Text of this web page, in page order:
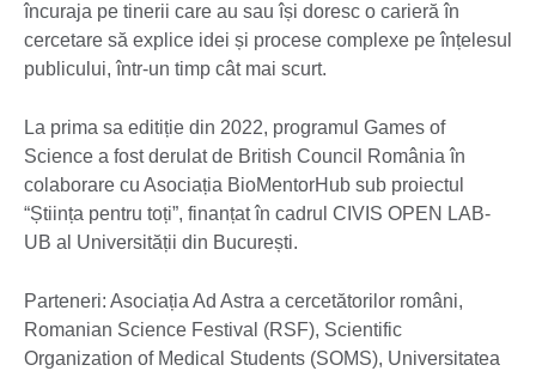
încuraja pe tinerii care au sau își doresc o carieră în
cercetare să explice idei și procese complexe pe înțelesul
publicului, într-un timp cât mai scurt.
La prima sa editiție din 2022, programul Games of
Science a fost derulat de British Council România în
colaborare cu Asociația BioMentorHub sub proiectul
“Știința pentru toți”, finanțat în cadrul CIVIS OPEN LAB-
UB al Universității din București.
Parteneri: Asociația Ad Astra a cercetătorilor români,
Romanian Science Festival (RSF), Scientific
Organization of Medical Students (SOMS), Universitatea